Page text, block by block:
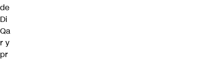
de
Di
Qa
r y
pr